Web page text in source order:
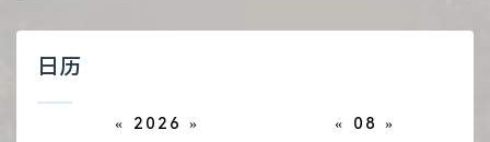
日历
« 2026 » « 08 »